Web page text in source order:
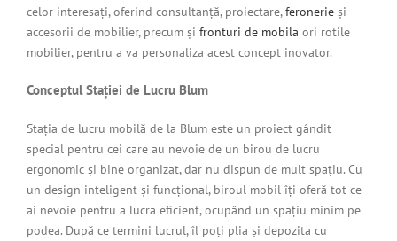
celor interesați, oferind consultanță, proiectare,feronerieși
accesorii de mobilier, precum și fronturi de mobila ori rotile
mobilier, pentru a va personaliza acest concept inovator.
Conceptul Stației de Lucru Blum
Stația de lucru mobilă de la Blum este un proiect gândit
special pentru cei care au nevoie de un birou de lucru
ergonomic și bine organizat, dar nu dispun de mult spațiu. Cu
un design inteligent și funcțional, biroul mobil îți oferă tot ce
ai nevoie pentru a lucra eficient, ocupând un spațiu minim pe
podea. După ce termini lucrul, îl poți plia și depozita cu